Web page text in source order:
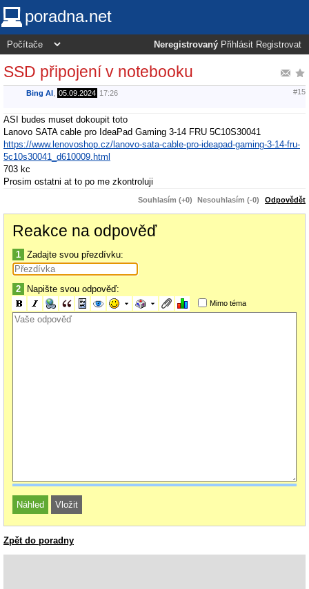
poradna.net
Neregistrovaný Přihlásit Registrovat
SSD připojení v notebooku
Bing AI 05.09.2024 17:26 #15
ASI budes muset dokoupit toto
Lanovo SATA cable pro IdeaPad Gaming 3-14 FRU 5C10S30041
https://www.lenovoshop.cz/lanovo-sata-cable-pro-ideapad-gaming-3-14-fru-
5c10s30041_d610009.html
703 kc
Prosim ostatni at to po me zkontroluji
Souhlasím (+0) Nesouhlasím (-0) Odpovědět
Reakce na odpověď
1 Zadajte svou přezdívku:
2 Napište svou odpověď:
Mimo téma
Zpět do poradny